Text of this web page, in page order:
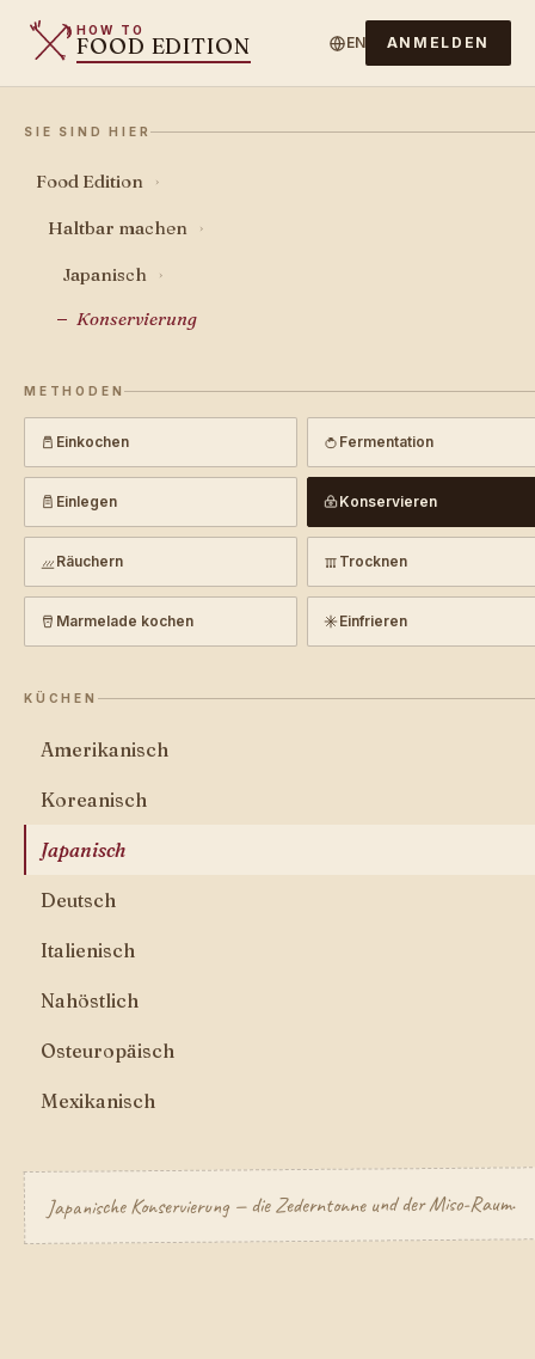
HOW TO
FOOD EDITION EN ANMELDEN
SIE SIND HIER
Food Edition ›
Haltbar machen ›
Japanisch ›
Konservierung
METHODEN
Einkochen Fermentation
Einlegen Konservieren
Räuchern Trocknen
Marmelade kochen Einfrieren
KÜCHEN
Amerikanisch
Koreanisch
Japanisch
Deutsch
Italienisch
Nahöstlich
Osteuropäisch
Mexikanisch
Japanische Konservierung — die Zederntonne und der Miso-Raum.